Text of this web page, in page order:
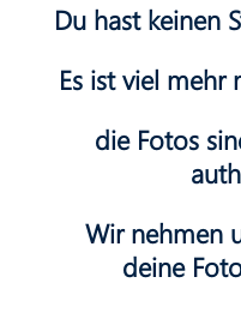
Du hast keinen
Es ist viel
die Fotos
Wir nehmen
deine